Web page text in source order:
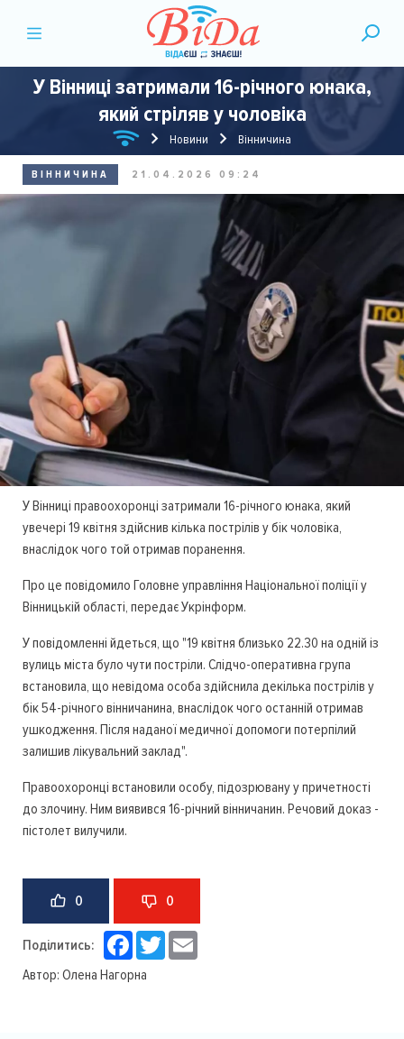
У Вінниці затримали 16-річного юнака,
який стріляв у чоловіка
Новини Вінничина
ВІННИЧИНА 21.04.2026 09:24
У Вінниці правоохоронці затримали 16-річного юнака, який
увечері 19 квітня здійснив кілька пострілів у бік чоловіка,
внаслідок чого той отримав поранення.
Про це повідомило Головне управління Національної поліції у
Вінницькій області, передає Укрінформ.
У повідомленні йдеться, що "19 квітня близько 22.30 на одній із
вулиць міста було чути постріли. Слідчо-оперативна група
встановила, що невідома особа здійснила декілька пострілів у
бік 54-річного вінничанина, внаслідок чого останній отримав
ушкодження. Після наданої медичної допомоги потерпілий
залишив лікувальний заклад".
Правоохоронці встановили особу, підозрювану у причетності
до злочину. Ним виявився 16-річний вінничанин. Речовий доказ -
пістолет вилучили.
0 0
Поділитись: Facebook
Twitter
Автор: Олена Нагорна